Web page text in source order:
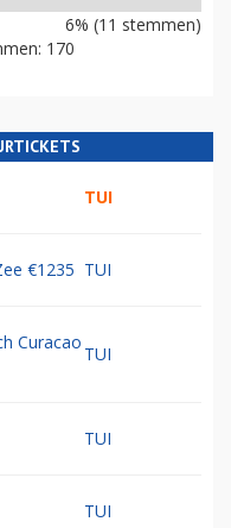
6% (11 stemmen)
170
TUI
€1235 TUI
Curacao
TUI
TUI
TUI